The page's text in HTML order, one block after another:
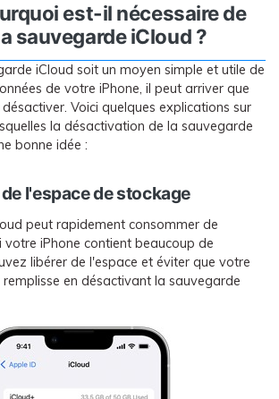
est-il nécessaire de
sauvegarde iCloud ?
iCloud soit un moyen simple et utile de
de votre iPhone, il peut arriver que
Voici quelques explications sur
la désactivation de la sauvegarde
bonne idée :
l'espace de stockage
peut rapidement consommer de
votre iPhone contient beaucoup de
libérer de l'espace et éviter que votre
en désactivant la sauvegarde